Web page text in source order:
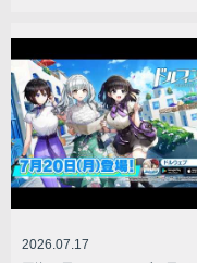
2026.07.17